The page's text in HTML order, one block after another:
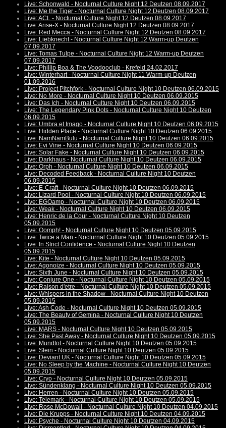
Live: Schonwald - Nocturnal Culture Night 12 Deutzen 08.09.2017
Live: Me the Tiger - Nocturnal Culture Night 12 Deutzen 08.09.2017
Live: ACL - Nocturnal Culture Night 12 Deutzen 08.09.2017
Live: Arise-X - Nocturnal Culture Night 12 Deutzen 08.09.2017
Live: Red Mecca - Nocturnal Culture Night 12 Deutzen 08.09.2017
Live: Liebknecht - Nocturnal Culture Night 12 Warm-up Deutzen
07.09.2017
Live: Tomas Tulpe - Nocturnal Culture Night 12 Warm-up Deutzen
07.09.2017
Live: Phillip Boa & The Voodooclub - Krefeld 24.02.2017
Live: Winterhart - Nocturnal Culture Night 11 Warm-up Deutzen
01.09.2016
Live: Project Pitchfork - Nocturnal Culture Night 10 Deutzen 06.09.2015
Live: No More - Nocturnal Culture Night 10 Deutzen 06.09.2015
Live: Das Ich - Nocturnal Culture Night 10 Deutzen 06.09.2015
Live: The Legendary Pink Dots - Nocturnal Culture Night 10 Deutzen
06.09.2015
Live: Umbra et Imago - Nocturnal Culture Night 10 Deutzen 06.09.2015
Live: Hidden Place - Nocturnal Culture Night 10 Deutzen 06.09.2015
Live: NamNamBulu - Nocturnal Culture Night 10 Deutzen 06.09.2015
Live: Evi Vine - Nocturnal Culture Night 10 Deutzen 06.09.2015
Live: Solar Fake - Nocturnal Culture Night 10 Deutzen 06.09.2015
Live: Darkhaus - Nocturnal Culture Night 10 Deutzen 06.09.2015
Live: Orph - Nocturnal Culture Night 10 Deutzen 06.09.2015
Live: Decoded Feedback - Nocturnal Culture Night 10 Deutzen
06.09.2015
Live: E-Craft - Nocturnal Culture Night 10 Deutzen 06.09.2015
Live: Lizard Pool - Nocturnal Culture Night 10 Deutzen 06.09.2015
Live: EGOamp - Nocturnal Culture Night 10 Deutzen 06.09.2015
Live: Weak - Nocturnal Culture Night 10 Deutzen 06.09.2015
Live: Henric de la Cour - Nocturnal Culture Night 10 Deutzen
05.09.2015
Live: Oomph! - Nocturnal Culture Night 10 Deutzen 05.09.2015
Live: Twice a Man - Nocturnal Culture Night 10 Deutzen 05.09.2015
Live: In Strict Confidence - Nocturnal Culture Night 10 Deutzen
05.09.2015
Live: Kite - Nocturnal Culture Night 10 Deutzen 05.09.2015
Live: Agonoize - Nocturnal Culture Night 10 Deutzen 05.09.2015
Live: Sixth June - Nocturnal Culture Night 10 Deutzen 05.09.2015
Live: Conjure One - Nocturnal Culture Night 10 Deutzen 05.09.2015
Live: Raison d'etre - Nocturnal Culture Night 10 Deutzen 05.09.2015
Live: Whispers in the Shadow - Nocturnal Culture Night 10 Deutzen
05.09.2015
Live: Ash Code - Nocturnal Culture Night 10 Deutzen 05.09.2015
Live: The Beauty of Gemina - Nocturnal Culture Night 10 Deutzen
05.09.2015
Live: MARS - Nocturnal Culture Night 10 Deutzen 05.09.2015
Live: She Past Away - Nocturnal Culture Night 10 Deutzen 05.09.2015
Live: Mundtot - Nocturnal Culture Night 10 Deutzen 05.09.2015
Live: Stein - Nocturnal Culture Night 10 Deutzen 05.09.2015
Live: Deviant UK - Nocturnal Culture Night 10 Deutzen 05.09.2015
Live: No Sleep by the Machine - Nocturnal Culture Night 10 Deutzen
05.09.2015
Live: Cryo - Nocturnal Culture Night 10 Deutzen 05.09.2015
Live: Sündenklang - Nocturnal Culture Night 10 Deutzen 05.09.2015
Live: Herren - Nocturnal Culture Night 10 Deutzen 05.09.2015
Live: Telemark - Nocturnal Culture Night 10 Deutzen 05.09.2015
Live: Rose McDowall - Nocturnal Culture Night 10 Deutzen 04.09.2015
Live: Die Krupps - Nocturnal Culture Night 10 Deutzen 04.09.2015
Live: Psyche - Nocturnal Culture Night 10 Deutzen 04.09.2015